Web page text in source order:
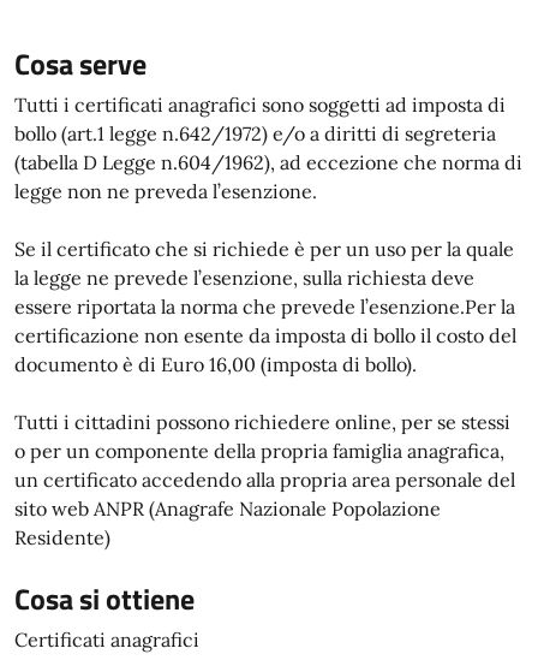
Cosa serve
Tutti i certificati anagrafici sono soggetti ad imposta di
bollo (art.1 legge n.642/1972) e/o a diritti di segreteria
(tabella D Legge n.604/1962), ad eccezione che norma di
legge non ne preveda l’esenzione.
Se il certificato che si richiede è per un uso per la quale
la legge ne prevede l’esenzione, sulla richiesta deve
essere riportata la norma che prevede l’esenzione.Per la
certificazione non esente da imposta di bollo il costo del
documento è di Euro 16,00 (imposta di bollo).
Tutti i cittadini possono richiedere online, per se stessi
o per un componente della propria famiglia anagrafica,
un certificato accedendo alla propria area personale del
sito web ANPR (Anagrafe Nazionale Popolazione
Residente)
Cosa si ottiene
Certificati anagrafici